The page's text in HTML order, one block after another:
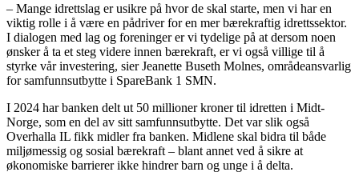
– Mange idrettslag er usikre på hvor de skal starte, men vi har en
viktig rolle i å være en pådriver for en mer bærekraftig idrettssektor.
I dialogen med lag og foreninger er vi tydelige på at dersom noen
ønsker å ta et steg videre innen bærekraft, er vi også villige til å
styrke vår investering, sier Jeanette Buseth Molnes, områdeansvarlig
for samfunnsutbytte i SpareBank 1 SMN.
I 2024 har banken delt ut 50 millioner kroner til idretten i Midt-
Norge, som en del av sitt samfunnsutbytte. Det var slik også
Overhalla IL fikk midler fra banken. Midlene skal bidra til både
miljømessig og sosial bærekraft – blant annet ved å sikre at
økonomiske barrierer ikke hindrer barn og unge i å delta.